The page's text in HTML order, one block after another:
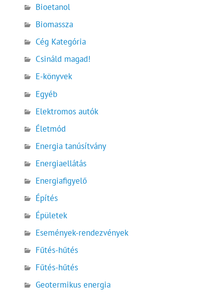
Bioetanol
Biomassza
Cég Kategória
Csináld magad!
E-könyvek
Egyéb
Elektromos autók
Életmód
Energia tanúsítvány
Energiaellátás
Energiafigyelő
Építés
Épületek
Események-rendezvények
Fűtés-hűtés
Fűtés-hűtés
Geotermikus energia